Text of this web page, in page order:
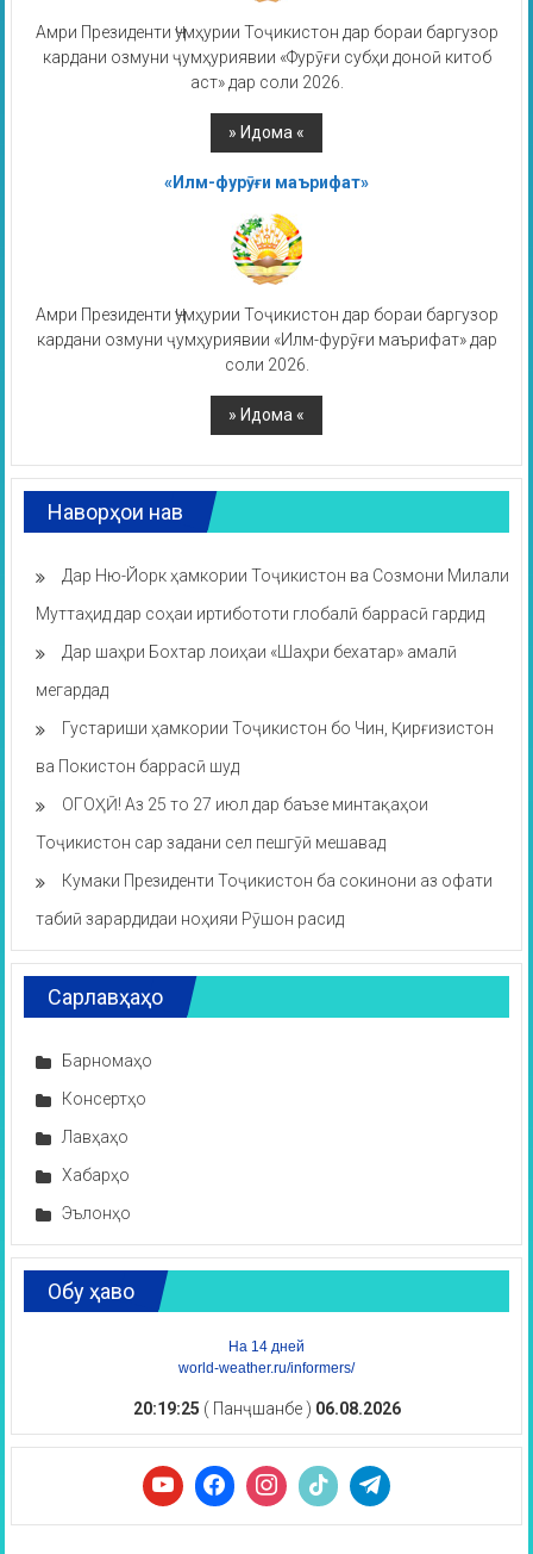
Амри Президенти Ҷумҳурии Тоҷикистон дар бораи баргузор
кардани озмуни ҷумҳуриявии «Фурӯғи субҳи доноӣ китоб
аст» дар соли 2026.
«Илм-фурӯғи маърифат»
Амри Президенти Ҷумҳурии Тоҷикистон дар бораи баргузор
кардани озмуни ҷумҳуриявии «Илм-фурӯғи маърифат» дар
соли 2026.
Наворҳои нав
Дар Ню-Йорк ҳамкории Тоҷикистон ва Созмони Милали
Муттаҳид дар соҳаи иртибототи глобалӣ баррасӣ гардид
Дар шаҳри Бохтар лоиҳаи «Шаҳри бехатар» амалӣ
мегардад
Густариши ҳамкории Тоҷикистон бо Чин, Қирғизистон
ва Покистон баррасӣ шуд
ОГОҲӢ! Аз 25 то 27 июл дар баъзе минтақаҳои
Тоҷикистон сар задани сел пешгӯӣ мешавад
Кумаки Президенти Тоҷикистон ба сокинони аз офати
табиӣ зарардидаи ноҳияи Рӯшон расид
Сарлавҳаҳо
Барномаҳо
Консертҳо
Лавҳаҳо
Хабарҳо
Эълонҳо
Обу ҳаво
На 14 дней
world-weather.ru/informers/
20:19:26 ( Панҷшанбе ) 06.08.2026